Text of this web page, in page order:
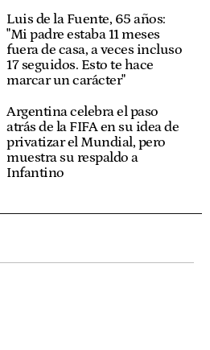
Luis de la Fuente, 65 años:
"Mi padre estaba 11 meses
fuera de casa, a veces incluso
17 seguidos. Esto te hace
marcar un carácter"
Argentina celebra el paso
atrás de la FIFA en su idea de
privatizar el Mundial, pero
muestra su respaldo a
Infantino